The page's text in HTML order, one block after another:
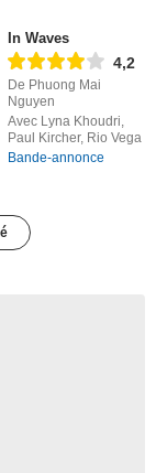
In Waves
4,2
De Phuong Mai
Nguyen
Avec Lyna Khoudri,
Paul Kircher, Rio Vega
Bande-annonce